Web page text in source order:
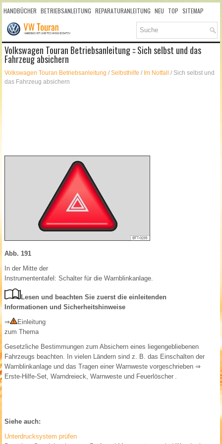
HANDBÜCHER BETRIEBSANLEITUNG REPARATURANLEITUNG NEU TOP SITEMAP
SUCHLAUF
Volkswagen Touran Betriebsanleitung :: Sich selbst und das
Fahrzeug absichern
Volkswagen Touran Betriebsanleitung /Selbsthilfe / Im Notfall
/ Sich selbst und
das Fahrzeug absichern
Abb. 191
In der Mitte der
Instrumententafel: Schalter für die Warnblinkanlage.
Lesen und beachten Sie zuerst die einleitenden
Informationen und Sicherheitshinweise
⇒
Einleitung
zum Thema
Gesetzliche Bestimmungen zum Absichern eines liegengebliebenen
Fahrzeugs beachten. In vielen Ländern sind z. B. das Einschalten der
Warnblinkanlage und das Tragen einer Warnweste vorgeschrieben ⇒
Erste-Hilfe-Set, Warndreieck, Warnweste und Feuerlöscher .
Siehe auch:
Unterdrucksystem prüfen